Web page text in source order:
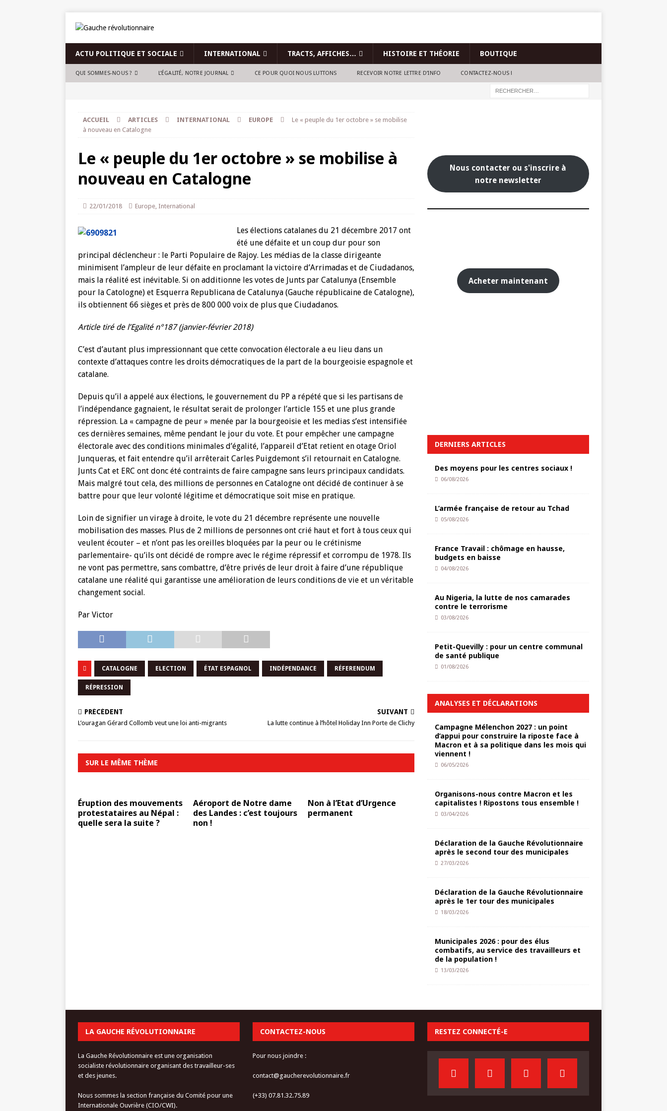
ACTU POLITIQUE ET SOCIALE INTERNATIONAL TRACTS, AFFICHES… HISTOIRE ET THÉORIE BOUTIQUE
QUI SOMMES-NOUS ? L’ÉGALITÉ, NOTRE JOURNAL CE POUR QUOI NOUS LUTTONS RECEVOIR NOTRE LETTRE D’INFO CONTACTEZ-NOUS !
ACCUEIL ARTICLES INTERNATIONAL EUROPE
Le « peuple du 1er octobre » se mobilise
à nouveau en Catalogne
Le « peuple du 1er octobre » se mobilise à
nouveau en Catalogne
22/01/2018 Europe, International
Les élections catalanes du 21 décembre 2017 ont
été une défaite et un coup dur pour son
principal déclencheur : le Parti Populaire de Rajoy. Les médias de la classe dirigeante
minimisent l’ampleur de leur défaite en proclamant la victoire d’Arrimadas et de Ciudadanos,
mais la réalité est inévitable. Si on additionne les votes de Junts par Catalunya (Ensemble
pour la Catologne) et Esquerra Republicana de Catalunya (Gauche républicaine de Catalogne),
ils obtiennent 66 sièges et près de 800 000 voix de plus que Ciudadanos.
Article tiré de l’Egalité n°187 (janvier-février 2018)
C’est d’autant plus impressionnant que cette convocation électorale a eu lieu dans un
contexte d’attaques contre les droits démocratiques de la part de la bourgeoisie espagnole et
catalane.
Depuis qu’il a appelé aux élections, le gouvernement du PP a répété que si les partisans de
l’indépendance gagnaient, le résultat serait de prolonger l’article 155 et une plus grande
répression. La « campagne de peur » menée par la bourgeoisie et les medias s’est intensifiée
ces dernières semaines, même pendant le jour du vote. Et pour empêcher une campagne
électorale avec des conditions minimales d’égalité, l’appareil d’Etat retient en otage Oriol
Junqueras, et fait entendre qu’il arrêterait Carles Puigdemont s’il retournait en Catalogne.
Junts Cat et ERC ont donc été contraints de faire campagne sans leurs principaux candidats.
Mais malgré tout cela, des millions de personnes en Catalogne ont décidé de continuer à se
battre pour que leur volonté légitime et démocratique soit mise en pratique.
Loin de signifier un virage à droite, le vote du 21 décembre représente une nouvelle
mobilisation des masses. Plus de 2 millions de personnes ont crié haut et fort à tous ceux qui
veulent écouter – et n’ont pas les oreilles bloquées par la peur ou le crétinisme
parlementaire- qu’ils ont décidé de rompre avec le régime répressif et corrompu de 1978. Ils
ne vont pas permettre, sans combattre, d’être privés de leur droit à faire d’une république
catalane une réalité qui garantisse une amélioration de leurs conditions de vie et un véritable
changement social.
Par Victor
CATALOGNE ELECTION ÉTAT ESPAGNOL INDÉPENDANCE RÉFERENDUM
RÉPRESSION
PRÉCÉDENT
L’ouragan Gérard Collomb veut une loi anti-migrants
SUIVANT
La lutte continue à l’hôtel Holiday Inn Porte de Clichy
SUR LE MÊME THÈME
Éruption des mouvements
protestataires au Népal :
quelle sera la suite ?
Aéroport de Notre dame
des Landes : c’est toujours
non !
Non à l’Etat d’Urgence
permanent
Nous contacter ou s'inscrire à
notre newsletter
Acheter maintenant
DERNIERS ARTICLES
Des moyens pour les centres sociaux !
06/08/2026
L’armée française de retour au Tchad
05/08/2026
France Travail : chômage en hausse,
budgets en baisse
04/08/2026
Au Nigeria, la lutte de nos camarades
contre le terrorisme
03/08/2026
Petit-Quevilly : pour un centre communal
de santé publique
01/08/2026
ANALYSES ET DÉCLARATIONS
Campagne Mélenchon 2027 : un point
d’appui pour construire la riposte face à
Macron et à sa politique dans les mois qui
viennent !
06/05/2026
Organisons-nous contre Macron et les
capitalistes ! Ripostons tous ensemble !
03/04/2026
Déclaration de la Gauche Révolutionnaire
après le second tour des municipales
27/03/2026
Déclaration de la Gauche Révolutionnaire
après le 1er tour des municipales
18/03/2026
Municipales 2026 : pour des élus
combatifs, au service des travailleurs et
de la population !
13/03/2026
LA GAUCHE RÉVOLUTIONNAIRE
La Gauche Révolutionnaire est une organisation
socialiste révolutionnaire organisant des travailleur-ses
et des jeunes.
Nous sommes la section française du Comité pour une
Internationale Ouvrière (CIO/CWI).
CONTACTEZ-NOUS
Pour nous joindre :
contact@gaucherevolutionnaire.fr
(+33) 07.81.32.75.89
RESTEZ CONNECTÉ-E